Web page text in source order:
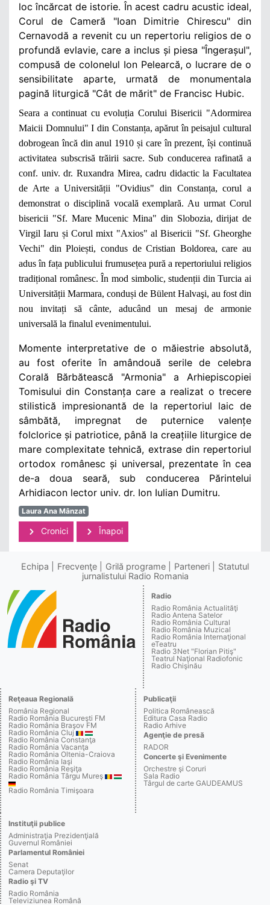
loc încărcat de istorie. În acest cadru acustic ideal,
Corul de Cameră "Ioan Dimitrie Chirescu" din
Cernavodă a revenit cu un repertoriu religios de o
profundă evlavie, care a inclus și piesa "Îngerașul",
compusă de colonelul Ion Pelearcă, o lucrare de o
sensibilitate aparte, urmată de monumentala
pagină liturgică "Cât de mărit" de Francisc Hubic.
Seara a continuat cu evoluția Corului Bisericii "Adormirea
Maicii Domnului" I din Constanța, apărut în peisajul cultural
dobrogean încă din anul 1910 și care în prezent, își continuă
activitatea subscrisă trăirii sacre. Sub conducerea rafinată a
conf. univ. dr. Ruxandra Mirea, cadru didactic la Facultatea
de Arte a Universității "Ovidius" din Constanța, corul a
demonstrat o disciplină vocală exemplară. Au urmat Corul
bisericii "Sf. Mare Mucenic Mina" din Slobozia, dirijat de
Virgil Iaru și Corul mixt "Axios" al Bisericii "Sf. Gheorghe
Vechi" din Ploiești, condus de Cristian Boldorea, care au
adus în fața publicului frumusețea pură a repertoriului religios
tradițional românesc. În mod simbolic, studenții din Turcia ai
Universității Marmara, conduși de Bülent Halvaşi, au fost din
nou invitați să cânte, aducând un mesaj de armonie
universală la finalul evenimentului.
Momente interpretative de o măiestrie absolută,
au fost oferite în amândouă serile de celebra
Corală Bărbătească "Armonia" a Arhiepiscopiei
Tomisului din Constanța care a realizat o trecere
stilistică impresionantă de la repertoriul laic de
sâmbătă, impregnat de puternice valențe
folclorice și patriotice, până la creațiile liturgice de
mare complexitate tehnică, extrase din repertoriul
ortodox românesc și universal, prezentate în cea
de-a doua seară, sub conducerea Părintelui
Arhidiacon lector univ. dr. Ion Iulian Dumitru.
Laura Ana Mânzat
Cronici Înapoi
Echipa Frecvenţe Grilă programe Parteneri
Statutul
jurnalistului Radio Romania
Radio
Radio România Actualităţi
Radio Antena Satelor
Radio România Cultural
Radio România Muzical
Radio România Internaţional
eTeatru
Radio 3Net "Florian Pitiş"
Teatrul Naţional Radiofonic
Radio Chişinău
Reţeaua Regională
România Regional
Radio România Bucureşti FM
Radio România Braşov FM
Radio România Cluj
Radio România Constanţa
Radio România Vacanţa
Radio România Oltenia-Craiova
Radio România Iaşi
Radio România Reşiţa
Radio România Târgu Mureş
Radio România Timişoara
Publicaţii
Politica Românească
Editura Casa Radio
Radio Arhive
Agenţie de presă
RADOR
Concerte şi Evenimente
Orchestre şi Coruri
Sala Radio
Târgul de carte GAUDEAMUS
Instituţii publice
Administraţia Prezidenţială
Guvernul României
Parlamentul României
Senat
Camera Deputaţilor
Radio şi TV
Radio România
Televiziunea Română